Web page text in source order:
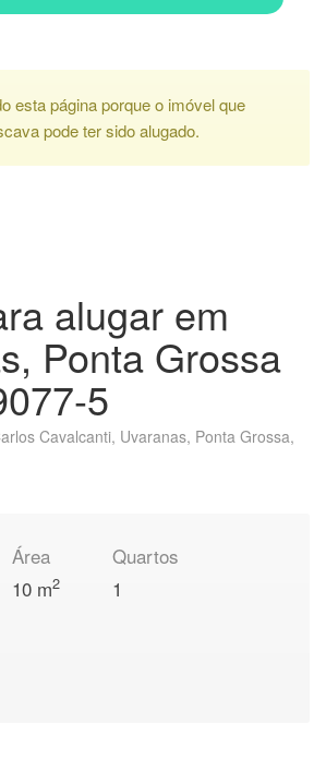
esta página porque o imóvel que
pode ter sido alugado.
alugar em
Ponta Grossa
5
Cavalcanti, Uvaranas, Ponta Grossa,
Área
10 m2
Quartos
1